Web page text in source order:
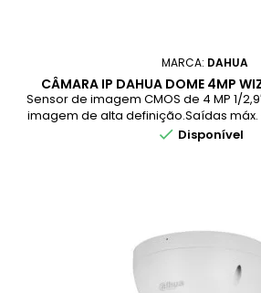
MARCA: DAHUA
CÂMARA IP DAHUA DOME 4MP
IR40M IP67 POE IK10
Sensor de imagem CMOS de 4 MP 1/
imagem de alta definição.Saídas máx.
20 fps e suporta 2560 × 1440 (2560 ×
 Disponível